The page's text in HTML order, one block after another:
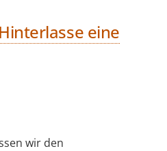
Hinterlasse eine
wir den